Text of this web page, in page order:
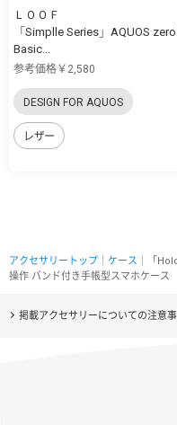
ＬＯＯＦ
「Simplle Series」AQUOS
Basic...
参考価格￥2,580
DESIGN FOR AQUOS
レザー
アクセサリートップ ケース ｜「
操作 バンド付き手帳型スマホケース
掲載アクセサリーについての注意